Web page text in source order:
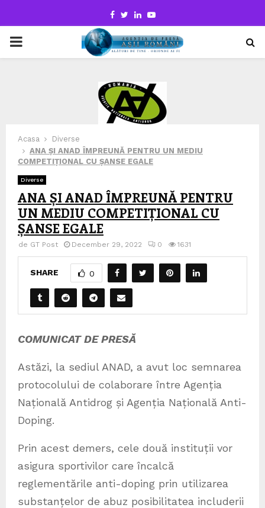
Facebook
TwitterLinkedinYoutube
PRIMARY
Acasa
Diverse
ANA ȘI ANAD ÎMPREUNĂ PENTRU UN MEDIU
COMPETIȚIONAL CU ȘANSE EGALE
Diverse
ANA ȘI ANAD ÎMPREUNĂ PENTRU
UN MEDIU COMPETIȚIONAL CU
ȘANSE EGALE
de GT Post December 29, 2022 0 1631
SHARE 0
COMUNICAT DE PRESĂ
Astăzi, la sediul ANAD, a avut loc semnarea
protocolului de colaborare între Agenția
Națională Antidrog și Agenția Națională Anti-
Doping.
Prin acest demers, cele două instituții vor
asigura sportivilor care încalcă
reglementările anti-doping prin utilizarea
substanțelor de abuz posibilitatea includerii